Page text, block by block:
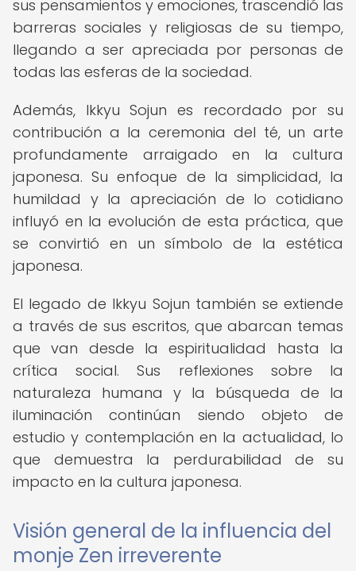
sus pensamientos y emociones, trascendió las
barreras sociales y religiosas de su tiempo,
llegando a ser apreciada por personas de
todas las esferas de la sociedad.
Además, Ikkyu Sojun es recordado por su
contribución a la ceremonia del té, un arte
profundamente arraigado en la cultura
japonesa. Su enfoque de la simplicidad, la
humildad y la apreciación de lo cotidiano
influyó en la evolución de esta práctica, que
se convirtió en un símbolo de la estética
japonesa.
El legado de Ikkyu Sojun también se extiende
a través de sus escritos, que abarcan temas
que van desde la espiritualidad hasta la
crítica social. Sus reflexiones sobre la
naturaleza humana y la búsqueda de la
iluminación continúan siendo objeto de
estudio y contemplación en la actualidad, lo
que demuestra la perdurabilidad de su
impacto en la cultura japonesa.
Visión general de la influencia del
monje Zen irreverente